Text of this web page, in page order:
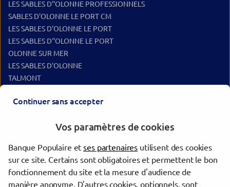
LES SABLES D''OLONNE PROFESSIONNELS
SABLES D'OLONNE LE PORT CM
LES SABLES D'OLONNE LE PORT
LES SABLES D''OLONNE LE PORT
OLONNE SUR MER
LES SABLES D'OLONNE
TALMONT
ST GILLES CROIX DE VIE
Les Sables-d'Olonne
La Roche-sur-Yon
Continuer sans accepter
Vos paramètres de cookies
Banque Populaire etses partenaires utilisent des cookies
sur ce site. Certains sont obligatoires et permettent le bon
fonctionnement du site et la mesure d'audience de
manière anonyme. D'autres cookies, optionnels, sont